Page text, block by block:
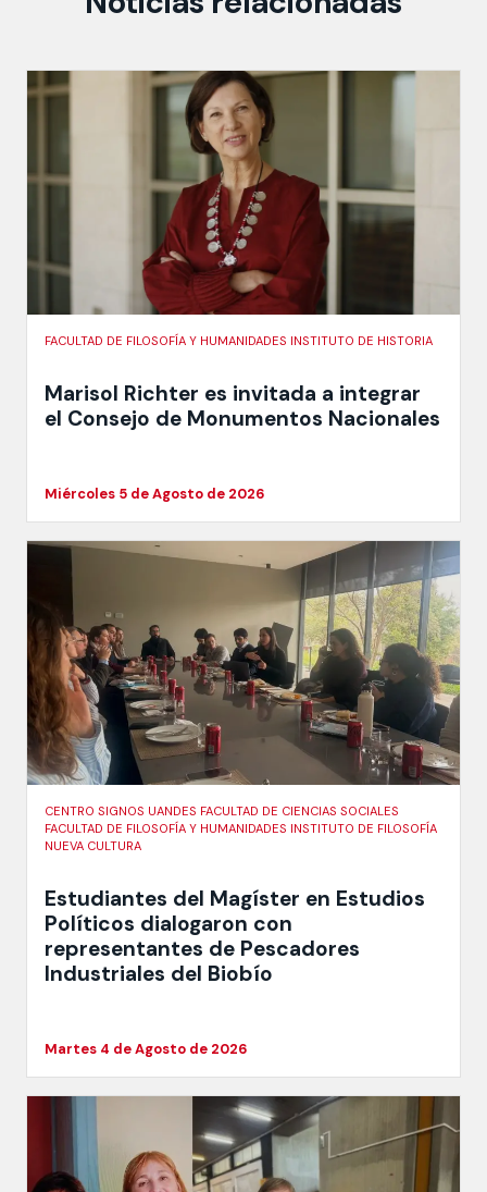
FACULTAD DE FILOSOFÍA Y HUMANIDADES INSTITUTO DE HISTORIA
Marisol Richter es invitada a integrar
el Consejo de Monumentos Nacionales
Miércoles 5 de Agosto de 2026
CENTRO SIGNOS UANDES FACULTAD DE CIENCIAS SOCIALES
FACULTAD DE FILOSOFÍA Y HUMANIDADES INSTITUTO DE FILOSOFÍA
NUEVA CULTURA
Estudiantes del Magíster en Estudios
Políticos dialogaron con
representantes de Pescadores
Industriales del Biobío
Martes 4 de Agosto de 2026